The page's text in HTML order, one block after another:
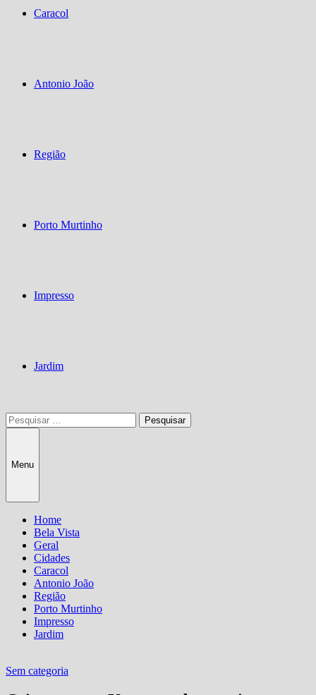
Caracol
Antonio João
Região
Porto Murtinho
Impresso
Jardim
Pesquisar
por:
Menu
Home
Bela Vista
Geral
Cidades
Caracol
Antonio João
Região
Porto Murtinho
Impresso
Jardim
Sem categoria